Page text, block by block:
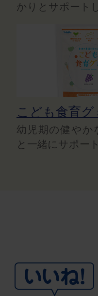
かりとサポート
こども食育グ
幼児期の健やか
と一緒にサポート